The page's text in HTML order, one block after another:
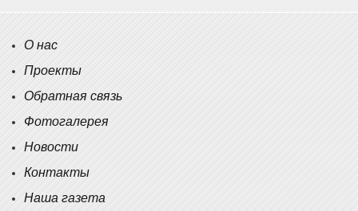
О нас
Проекты
Обратная связь
Фотогалерея
Новости
Контакты
Наша газета